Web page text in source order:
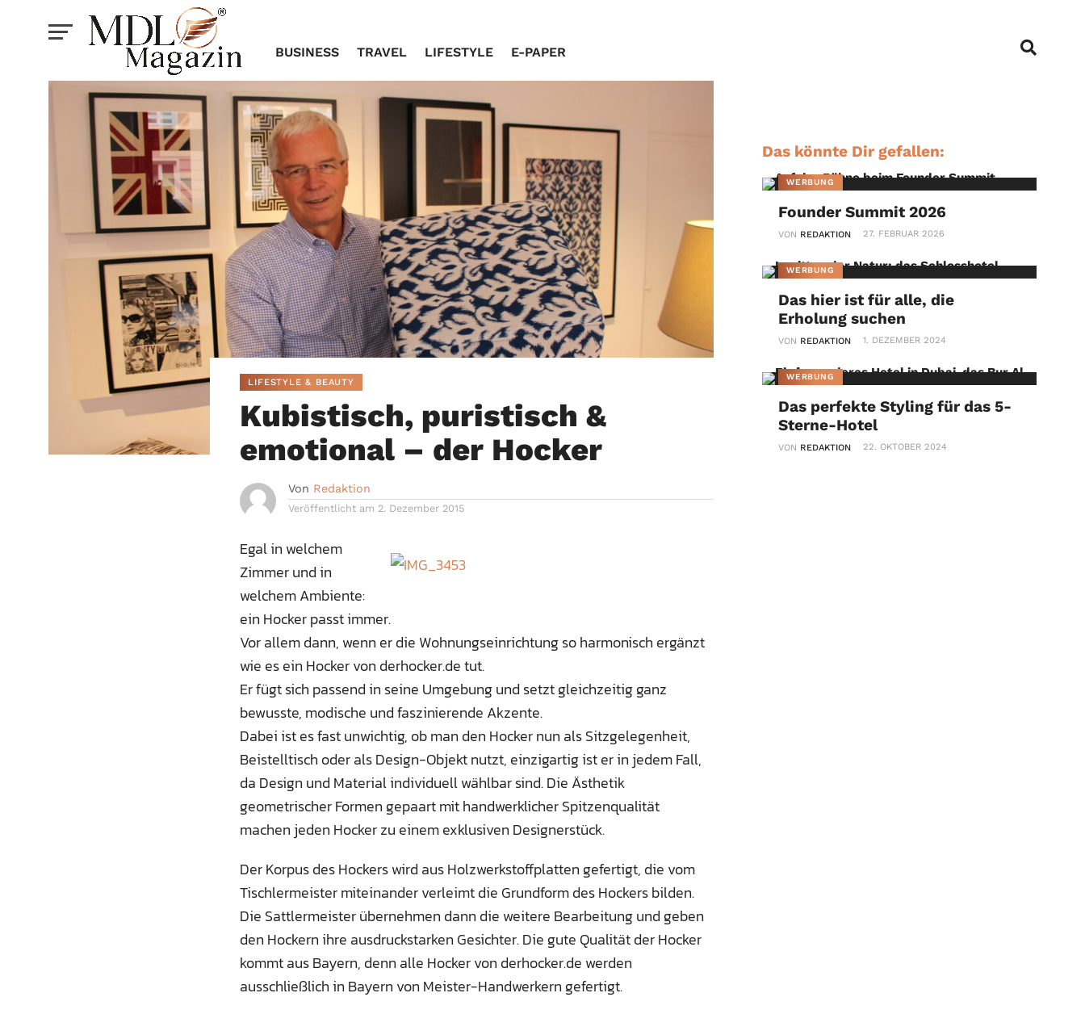
BUSINESS TRAVEL LIFESTYLE E-PAPER
LIFESTYLE & BEAUTY
Kubistisch, puristisch &
emotional – der Hocker
Von Redaktion
Veröffentlicht am 2. Dezember 2015
Egal in welchem
Zimmer und in
welchem Ambiente:
ein Hocker passt immer.
Vor allem dann, wenn er die Wohnungseinrichtung so harmonisch ergänzt
wie es ein Hocker von derhocker.de tut.
Er fügt sich passend in seine Umgebung und setzt gleichzeitig ganz
bewusste, modische und faszinierende Akzente.
Dabei ist es fast unwichtig, ob man den Hocker nun als Sitzgelegenheit,
Beistelltisch oder als Design-Objekt nutzt, einzigartig ist er in jedem Fall,
da Design und Material individuell wählbar sind. Die Ästhetik
geometrischer Formen gepaart mit handwerklicher Spitzenqualität
machen jeden Hocker zu einem exklusiven Designerstück.
Der Korpus des Hockers wird aus Holzwerkstoffplatten gefertigt, die vom
Tischlermeister miteinander verleimt die Grundform des Hockers bilden.
Die Sattlermeister übernehmen dann die weitere Bearbeitung und geben
den Hockern ihre ausdruckstarken Gesichter. Die gute Qualität der Hocker
kommt aus Bayern, denn alle Hocker von derhocker.de werden
ausschließlich in Bayern von Meister-Handwerkern gefertigt.
Das könnte Dir gefallen:
WERBUNG
Founder Summit 2026
VON REDAKTION 27. FEBRUAR 2026
WERBUNG
Das hier ist für alle, die
Erholung suchen
VON REDAKTION 1. DEZEMBER 2024
WERBUNG
Das perfekte Styling für das 5-
Sterne-Hotel
VON REDAKTION 22. OKTOBER 2024